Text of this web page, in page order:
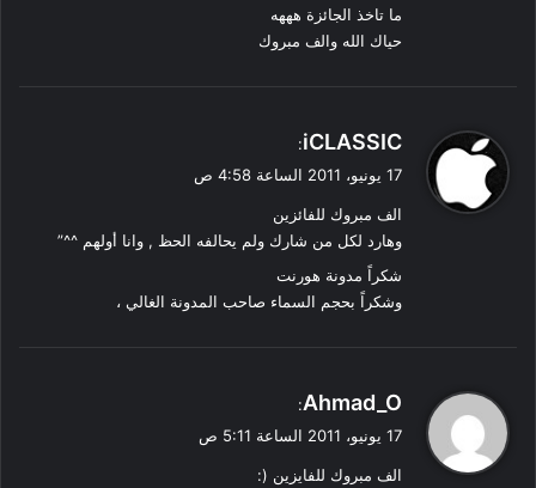
ما تاخذ الجائزة هههه
حياك الله والف مبروك
ي
ق
ل
iCLASSIC
:
17 يونيو، 2011 الساعة 4:58 ص
الف مبروك للفائزين
وهارد لكل من شارك ولم يحالفه الحظ , وانا أولهم ^^”
شكراً مدونة هورنت
وشكراً بحجم السماء صاحب المدونة الغالي ،
ي
ق
ل
Ahmad_O
:
17 يونيو، 2011 الساعة 5:11 ص
الف مبروك للفايزين (: